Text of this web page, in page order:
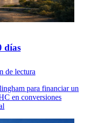
días
de lectura
para financiar un
en conversiones